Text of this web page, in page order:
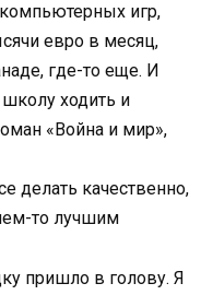
игр,
евро в месяц,
где-то еще. И
школу ходить и
«Война и мир»,
делать качественно,
то лучшим
пришло в голову. Я